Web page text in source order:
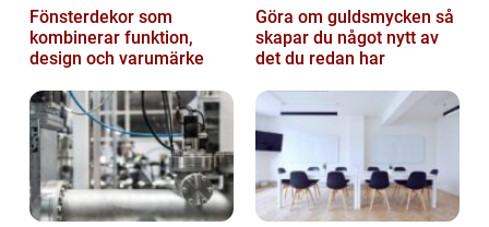
Fönsterdekor som
kombinerar funktion,
design och varumärke
Göra om guldsmycken så
skapar du något nytt av
det du redan har